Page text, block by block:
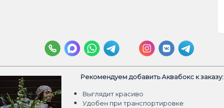
Рекомендуем добавить Аквабокс к заказу:
Выглядит красиво
Удобен при транспортировке